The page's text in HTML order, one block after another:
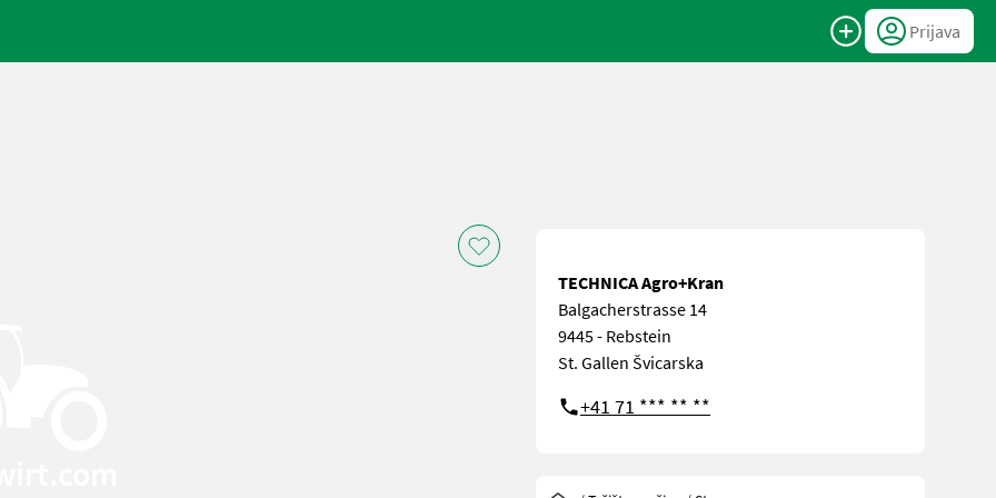
Prijava
TECHNICA Agro+Kran
Balgacherstrasse 14
9445 - Rebstein
St. Gallen Švicarska
+41 71 *** ** **